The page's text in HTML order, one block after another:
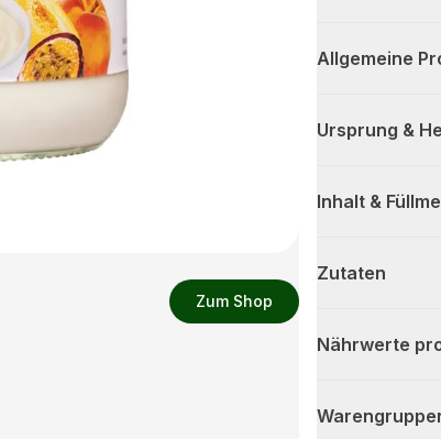
Zum Shop
Allgemeine
Ursprung &
Inhalt &
Zutaten
Nährwerte